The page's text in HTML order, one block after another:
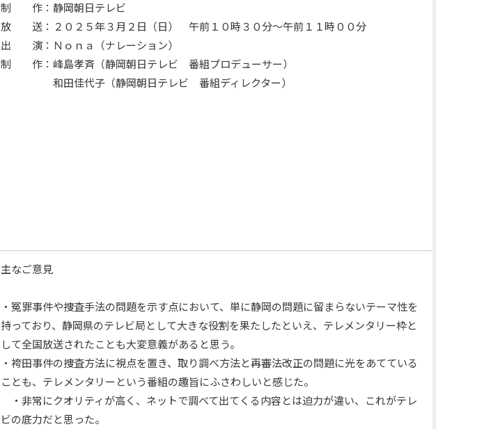
制 作：静岡朝日テレビ
放 送：２０２５年３月２日（日） 午前１０時３０分～午前１１時００分
出 演：Ｎｏｎａ（ナレーション）
制 作：峰島孝斉（静岡朝日テレビ 番組プロデューサー）
和田佳代子（静岡朝日テレビ 番組ディレクター）
主なご意見
・冤罪事件や捜査手法の問題を示す点において、単に静岡の問題に留まらないテーマ性を
持っており、静岡県のテレビ局として大きな役割を果たしたといえ、テレメンタリー枠と
して全国放送されたことも大変意義があると思う。
・袴田事件の捜査方法に視点を置き、取り調べ方法と再審法改正の問題に光をあてている
ことも、テレメンタリーという番組の趣旨にふさわしいと感じた。
・非常にクオリティが高く、ネットで調べて出てくる内容とは迫力が違い、これがテレ
ビの底力だと思った。